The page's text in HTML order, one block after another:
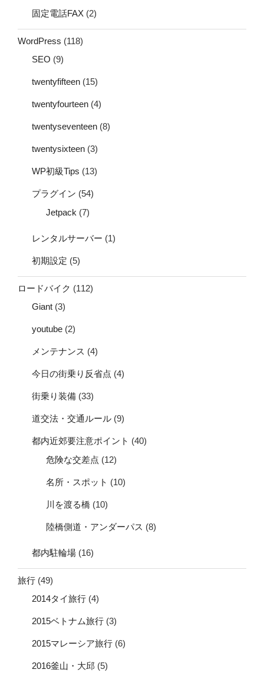
固定電話FAX (2)
WordPress (118)
SEO (9)
twentyfifteen (15)
twentyfourteen (4)
twentyseventeen (8)
twentysixteen (3)
WP初級Tips (13)
プラグイン (54)
Jetpack (7)
レンタルサーバー (1)
初期設定 (5)
ロードバイク (112)
Giant (3)
youtube (2)
メンテナンス (4)
今日の街乗り反省点 (4)
街乗り装備 (33)
道交法・交通ルール (9)
都内近郊要注意ポイント (40)
危険な交差点 (12)
名所・スポット (10)
川を渡る橋 (10)
陸橋側道・アンダーパス (8)
都内駐輪場 (16)
旅行 (49)
2014タイ旅行 (4)
2015ベトナム旅行 (3)
2015マレーシア旅行 (6)
2016釜山・大邱 (5)